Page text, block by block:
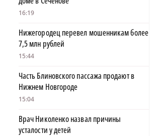
16:19
Нижегородец перевел мошенникам более
7,5 млн рублей
15:44
Часть Блиновского пассажа продают в
Нижнем Новгороде
15:04
Врач Николенко назвал причины
усталости у детей